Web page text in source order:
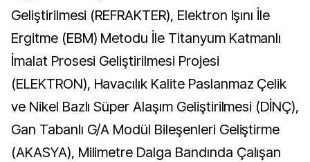
Geliştirilmesi (REFRAKTER), Elektron Işını İle
Ergitme (EBM) Metodu İle Titanyum Katmanlı
İmalat Prosesi Geliştirilmesi Projesi
(ELEKTRON), Havacılık Kalite Paslanmaz Çelik
ve Nikel Bazlı Süper Alaşım Geliştirilmesi (DİNÇ),
Gan Tabanlı G/A Modül Bileşenleri Geliştirme
(AKASYA), Milimetre Dalga Bandında Çalışan